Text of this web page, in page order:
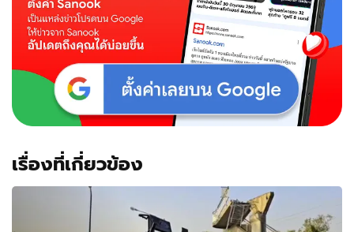
เรื่องที่เกี่ยวข้อง